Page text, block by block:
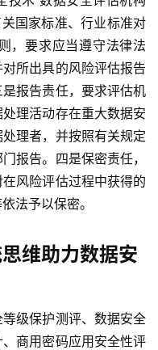
国家标准、行业标准对
，要求应当遵守法律法
所出具的风险评估报告
报告责任，要求评估机
理活动存在重大数据安
理者，并按照有关规定
报告。四是保密责任，
风险评估过程中获得的
法予以保密。
维助力数据安
级保护测评、数据安全
商用密码应用安全性评